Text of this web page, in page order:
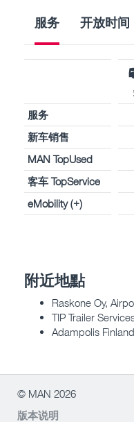
服务 开放时间
服务
新车销售
MAN TopUsed
客车 TopService
eMobility (+)
附近地點
Raskone Oy,
TIP Trailer
Adampolis
© MAN 2026
版本说明